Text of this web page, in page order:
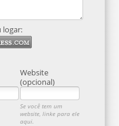
logar:
Website
(opcional)
Se você tem um
website, linke para ele
aqui.